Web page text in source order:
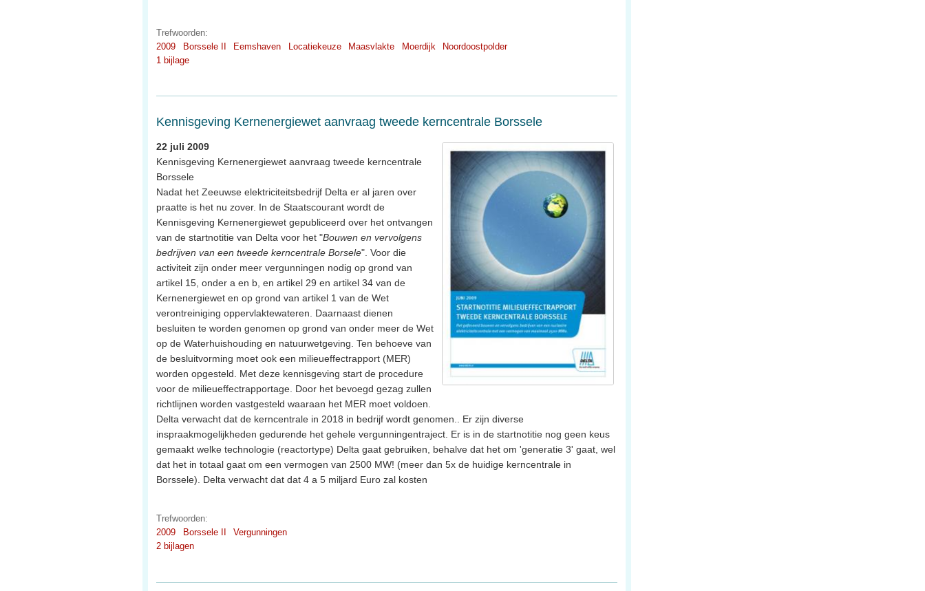
Trefwoorden:
2009
Borssele II Eemshaven Locatiekeuze Maasvlakte Moerdijk
Noordoostpolder
1 bijlage
Kennisgeving Kernenergiewet aanvraag tweede kerncentrale Borssele
22 juli 2009
Kennisgeving Kernenergiewet aanvraag tweede kerncentrale
Borssele
Nadat het Zeeuwse elektriciteitsbedrijf Delta er al jaren over
praatte is het nu zover. In de Staatscourant wordt de
Kennisgeving Kernenergiewet gepubliceerd over het ontvangen
van de startnotitie van Delta voor het "Bouwen en vervolgens
bedrijven van een tweede kerncentrale Borsele". Voor die
activiteit zijn onder meer vergunningen nodig op grond van
artikel 15, onder a en b, en artikel 29 en artikel 34 van de
Kernenergiewet en op grond van artikel 1 van de Wet
verontreiniging oppervlaktewateren. Daarnaast dienen
besluiten te worden genomen op grond van onder meer de Wet
op de Waterhuishouding en natuurwetgeving. Ten behoeve van
de besluitvorming moet ook een milieueffectrapport (MER)
worden opgesteld. Met deze kennisgeving start de procedure
voor de milieueffectrapportage. Door het bevoegd gezag zullen
richtlijnen worden vastgesteld waaraan het MER moet voldoen.
Delta verwacht dat de kerncentrale in 2018 in bedrijf wordt genomen.. Er zijn diverse
inspraakmogelijkheden gedurende het gehele vergunningentraject. Er is in de startnotitie nog geen keus
gemaakt welke technologie (reactortype) Delta gaat gebruiken, behalve dat het om 'generatie 3' gaat, wel
dat het in totaal gaat om een vermogen van 2500 MW! (meer dan 5x de huidige kerncentrale in
Borssele). Delta verwacht dat dat 4 a 5 miljard Euro zal kosten
Trefwoorden:
2009
Borssele II
Vergunningen
2 bijlagen